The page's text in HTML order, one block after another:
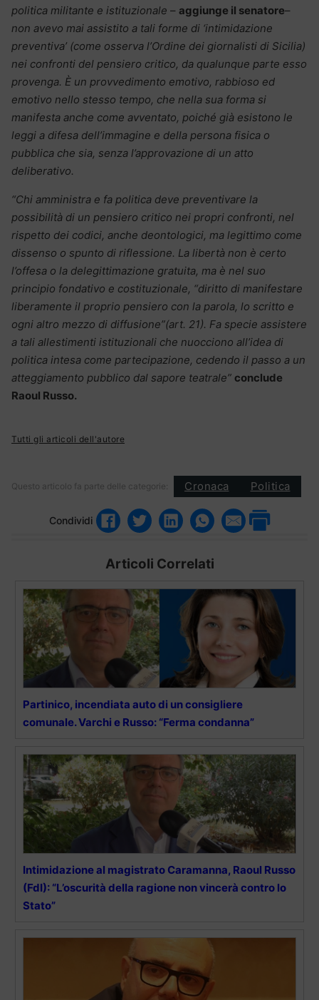
politica militante e istituzionale – aggiunge il senatore–
non avevo mai assistito a tali forme di ‘intimidazione
preventiva’ (come osserva l’Ordine dei giornalisti di Sicilia)
nei confronti del pensiero critico, da qualunque parte esso
provenga. È un provvedimento emotivo, rabbioso ed
emotivo nello stesso tempo, che nella sua forma si
manifesta anche come avventato, poiché già esistono le
leggi a difesa dell’immagine e della persona fisica o
pubblica che sia, senza l’approvazione di un atto
deliberativo.
“Chi amministra e fa politica deve preventivare la
possibilità di un pensiero critico nei propri confronti, nel
rispetto dei codici, anche deontologici, ma legittimo come
dissenso o spunto di riflessione. La libertà non è certo
l’offesa o la delegittimazione gratuita, ma è nel suo
principio fondativo e costituzionale, “diritto di manifestare
liberamente il proprio pensiero con la parola, lo scritto e
ogni altro mezzo di diffusione”(art. 21). Fa specie assistere
a tali allestimenti istituzionali che nuocciono all’idea di
politica intesa come partecipazione, cedendo il passo a un
atteggiamento pubblico dal sapore teatrale” conclude
Raoul Russo.
Tutti gli articoli dell'autore
Questo articolo fa parte delle categorie: Cronaca Politica
Condividi
Articoli Correlati
Partinico, incendiata auto di un consigliere
comunale. Varchi e Russo: “Ferma condanna”
Intimidazione al magistrato Caramanna, Raoul Russo
(FdI): “L’oscurità della ragione non vincerà contro lo
Stato”